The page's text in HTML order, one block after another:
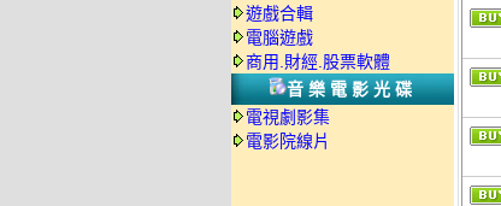
遊戲合輯
電腦遊戲
商用.財經.股票軟體
音樂電影光碟
電視劇影集
電影院線片